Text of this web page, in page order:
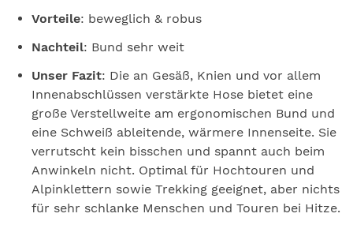
Vorteile: beweglich & robus
Nachteil: Bund sehr weit
Unser Fazit: Die an Gesäß, Knien und vor allem
Innenabschlüssen verstärkte Hose bietet eine
große Verstellweite am ergonomischen Bund und
eine Schweiß ableitende, wärmere Innenseite. Sie
verrutscht kein bisschen und spannt auch beim
Anwinkeln nicht. Optimal für Hochtouren und
Alpinklettern sowie Trekking geeignet, aber nichts
für sehr schlanke Menschen und Touren bei Hitze.